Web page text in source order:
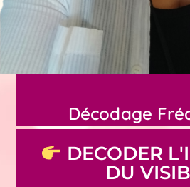
Décodage
DECODER
DU